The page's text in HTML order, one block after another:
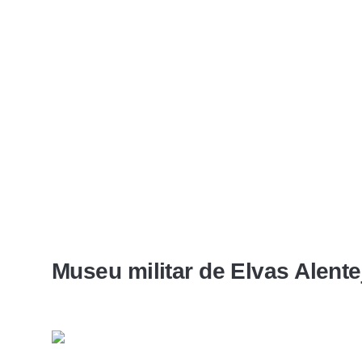
Museu militar de Elvas